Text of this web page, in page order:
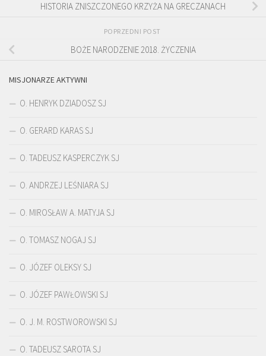
HISTORIA ZNISZCZONEGO KRZYŻA NA GRECZANACH
POPRZEDNI POST
BOŻE NARODZENIE 2018. ŻYCZENIA
MISJONARZE AKTYWNI
O. HENRYK DZIADOSZ SJ
O. GERARD KARAS SJ
O. TADEUSZ KASPERCZYK SJ
O. ANDRZEJ LEŚNIARA SJ
O. MIROSŁAW A. MATYJA SJ
O. TOMASZ NOGAJ SJ
O. JÓZEF OLEKSY SJ
O. JÓZEF PAWŁOWSKI SJ
O. J. M. ROSTWOROWSKI SJ
O. TADEUSZ SAROTA SJ